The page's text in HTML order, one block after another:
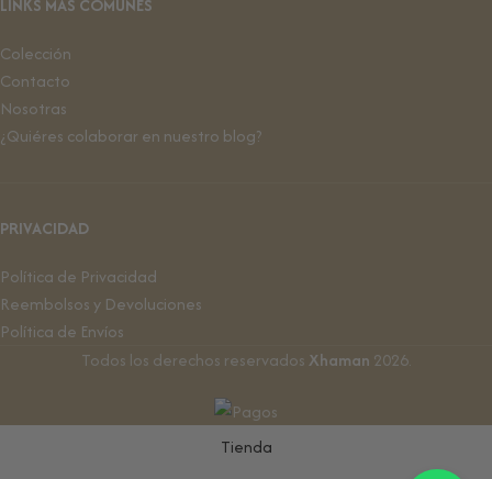
LINKS MÁS COMUNES
Colección
Contacto
Nosotras
¿Quiéres colaborar en nuestro blog?
PRIVACIDAD
Política de Privacidad
Reembolsos y Devoluciones
Política de Envíos
Todos los derechos reservadosXhaman 2026.
Tienda